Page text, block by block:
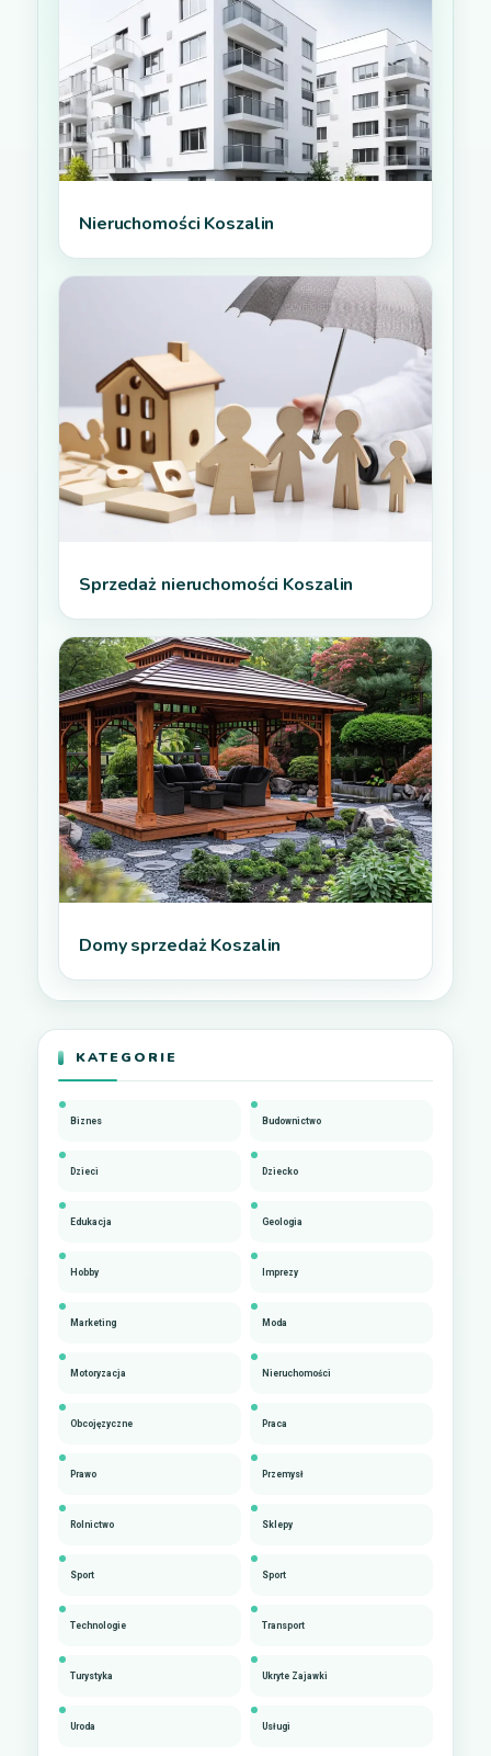
Nieruchomości Koszalin
Sprzedaż nieruchomości Koszalin
Domy sprzedaż Koszalin
KATEGORIE
Biznes Budownictwo
Dzieci Dziecko
Edukacja Geologia
Hobby Imprezy
Marketing Moda
Motoryzacja Nieruchomości
Obcojęzyczne Praca
Prawo Przemysł
Rolnictwo Sklepy
Sport Sport
Technologie Transport
Turystyka Ukryte Zajawki
Uroda Usługi